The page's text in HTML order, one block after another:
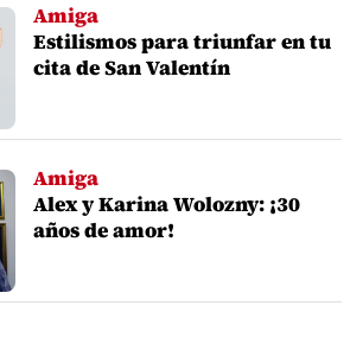
Amiga
Estilismos para triunfar en tu
cita de San Valentín
Amiga
Alex y Karina Wolozny: ¡30
años de amor!